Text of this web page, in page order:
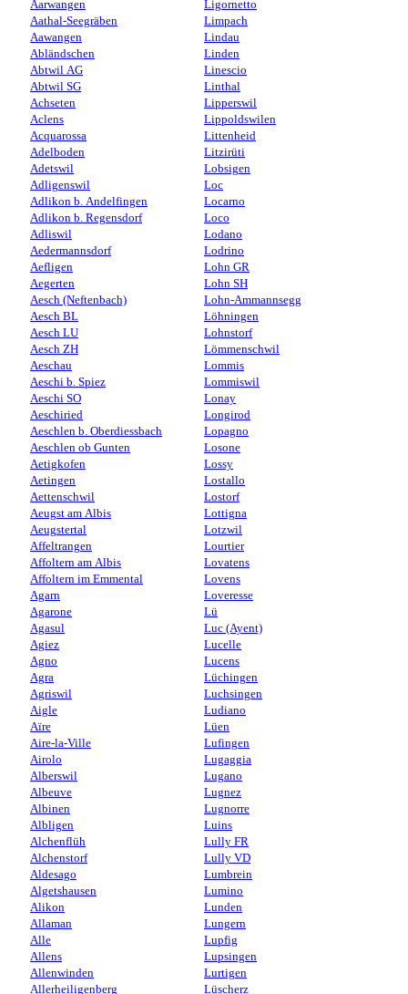
Aarwangen
Aathal-Seegräben
Aawangen
Abländschen
Abtwil AG
Abtwil SG
Achseten
Aclens
Acquarossa
Adelboden
Adetswil
Adligenswil
Adlikon b. Andelfingen
Adlikon b. Regensdorf
Adliswil
Aedermannsdorf
Aefligen
Aegerten
Aesch (Neftenbach)
Aesch BL
Aesch LU
Aesch ZH
Aeschau
Aeschi b. Spiez
Aeschi SO
Aeschiried
Aeschlen b. Oberdiessbach
Aeschlen ob Gunten
Aetigkofen
Aetingen
Aettenschwil
Aeugst am Albis
Aeugstertal
Affeltrangen
Affoltern am Albis
Affoltern im Emmental
Agarn
Agarone
Agasul
Agiez
Agno
Agra
Agriswil
Aigle
Aïre
Aire-la-Ville
Airolo
Alberswil
Albeuve
Albinen
Albligen
Alchenflüh
Alchenstorf
Aldesago
Algetshausen
Alikon
Allaman
Alle
Allens
Allenwinden
Allerheiligenberg
Ligornetto
Limpach
Lindau
Linden
Linescio
Linthal
Lipperswil
Lippoldswilen
Littenheid
Litzirüti
Lobsigen
Loc
Locarno
Loco
Lodano
Lodrino
Lohn GR
Lohn SH
Lohn-Ammannsegg
Löhningen
Lohnstorf
Lömmenschwil
Lommis
Lommiswil
Lonay
Longirod
Lopagno
Losone
Lossy
Lostallo
Lostorf
Lottigna
Lotzwil
Lourtier
Lovatens
Lovens
Loveresse
Lü
Luc (Ayent)
Lucelle
Lucens
Lüchingen
Luchsingen
Ludiano
Lüen
Lufingen
Lugaggia
Lugano
Lugnez
Lugnorre
Luins
Lully FR
Lully VD
Lumbrein
Lumino
Lunden
Lungern
Lupfig
Lupsingen
Lurtigen
Lüscherz